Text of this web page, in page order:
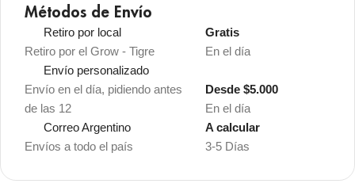
Métodos de Envío
Retiro por local
Retiro por el Grow - Tigre
En el día
Gratis
Envío personalizado
Envío en el día, pidiendo antes
de las 12
En el día
Desde $5.000
Correo Argentino
Envíos a todo el país
3-5 Días
A calcular